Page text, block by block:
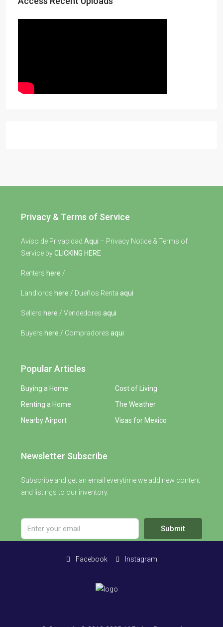
Privacy & Terms of Service
Aviso de Privacidad Aqui – Privacy Notice & Terms of
Service byCLICKING HERE
Renters here /
Landlords here / Dueños Renta aqui
Sellers here / Vendedores aqui
Buyers here / Compradores aqui
Popular Articles
Buying a Home
Renting a Home
Nearby Airport
Cost of Living
The Weather
Visas for Mexico
Newsletter Subscribe
Subscribe and get an email everytime we add new content
and listings to our inventory.
Submit
Facebook Instagram